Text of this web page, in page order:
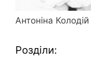
Антоніна Колодій
Розділи: